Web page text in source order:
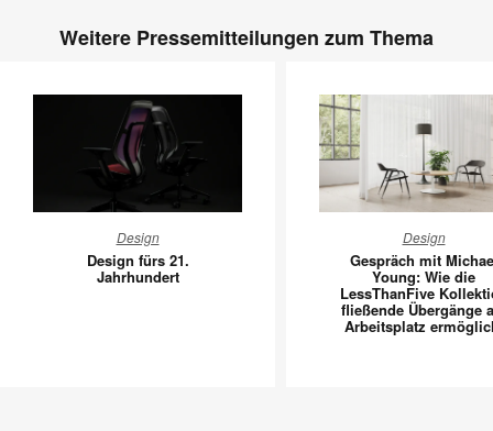
Weitere Pressemitteilungen zum Thema
fürs
21.
Design
Design fürs 21.
Jahrhundert
mit
Michael
Young:
Wie
Design
Gespräch mit
Young: Wie die
LessThanFive
fließende Übergänge
Arbeitsplatz